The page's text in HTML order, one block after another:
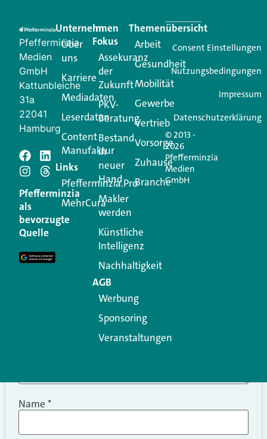
Creator für Ihre Kundenkommunikation. Alles, was
Ihren Vertriebsalltag leichter macht. Mit nur einem
Login.
Jetzt anmelden
Schreiben Sie einen
Kommentar
Ihre E-Mail-Adresse wird nicht veröffentlicht.
Erforderliche Felder sind mit
Kommentar
Name *
Pfefferminzia
Medien
GmbH
Kattunbleiche
31a
22041
Hamburg
Pfefferminzia
als
bevorzugte
Quelle
Unternehmen
Über
uns
Karriere
Mediadaten
Leserdaten
Content
Manufaktur
Links
Pfefferminzia.Pro
MehrCura
Im
Fokus
Assekuranz
der
Zukunft
PKV-
Beratung
Bestand
in
neuer
Hand
Makler
werden
Künstliche
Intelligenz
Nachhaltigkeit
AGB
Werbung
Sponsoring
Veranstaltungen
Themenübersicht
Arbeit
Gesundheit
Mobilität
Gewerbe
Vertrieb
Vorsorge
Zuhause
Branche
© 2013 -
2026
Pfefferminzia
Medien
GmbH
Consent Einstellungen
Nutzungsbedingungen
Impressum
Datenschutzerklärung